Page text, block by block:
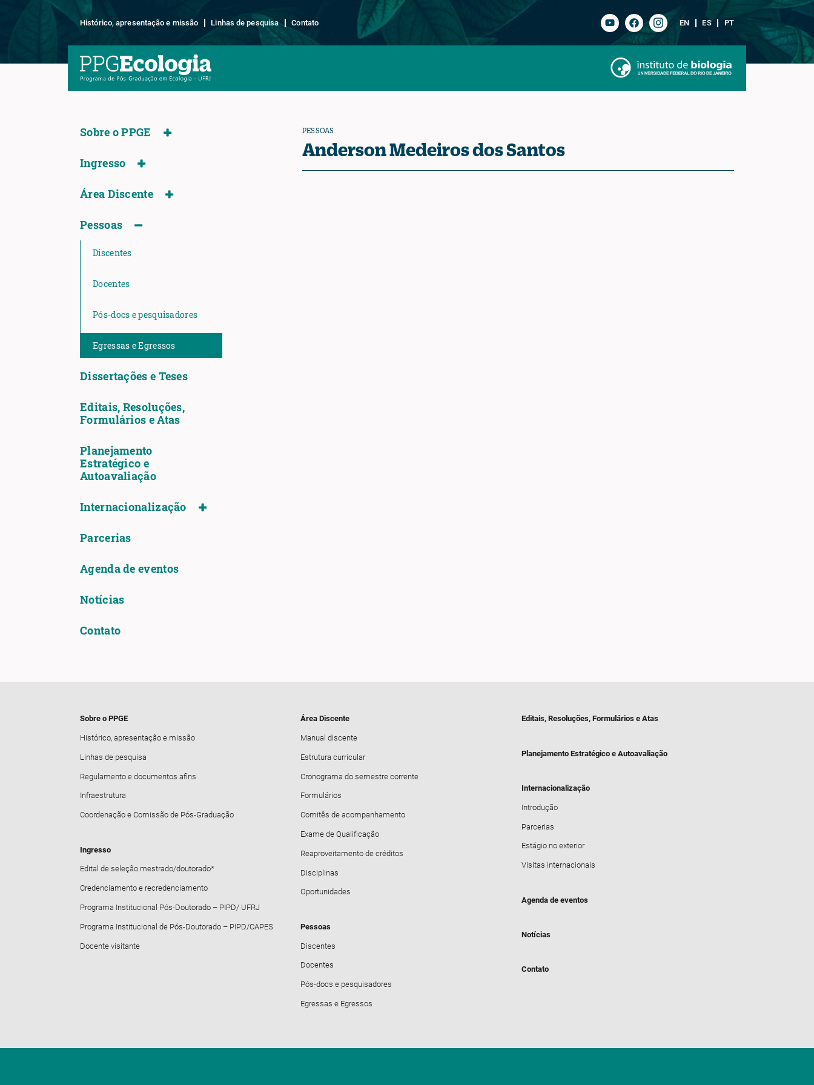
Histórico, apresentação e missão Linhas de pesquisa Contato EN ES PT
Sobre o PPGE
Ingresso
Área Discente
Pessoas
Discentes
Docentes
Pós-docs e pesquisadores
Egressas e Egressos
Dissertações e Teses
Editais, Resoluções,
Formulários e Atas
Planejamento
Estratégico e
Autoavaliação
Internacionalização
Parcerias
Agenda de eventos
Notícias
Contato
PESSOAS
Anderson Medeiros dos Santos
Sobre o PPGE
Histórico, apresentação e missão
Linhas de pesquisa
Regulamento e documentos afins
Infraestrutura
Coordenação e Comissão de Pós-Graduação
Ingresso
Edital de seleção mestrado/doutorado*
Credenciamento e recredenciamento
Programa Institucional Pós-Doutorado – PIPD/ UFRJ
Programa Institucional de Pós-Doutorado – PIPD/CAPES
Docente visitante
Área Discente
Manual discente
Estrutura curricular
Cronograma do semestre corrente
Formulários
Comitês de acompanhamento
Exame de Qualificação
Reaproveitamento de créditos
Disciplinas
Oportunidades
Pessoas
Discentes
Docentes
Pós-docs e pesquisadores
Egressas e Egressos
Editais, Resoluções, Formulários e Atas
Planejamento Estratégico e Autoavaliação
Internacionalização
Introdução
Parcerias
Estágio no exterior
Visitas internacionais
Agenda de eventos
Notícias
Contato